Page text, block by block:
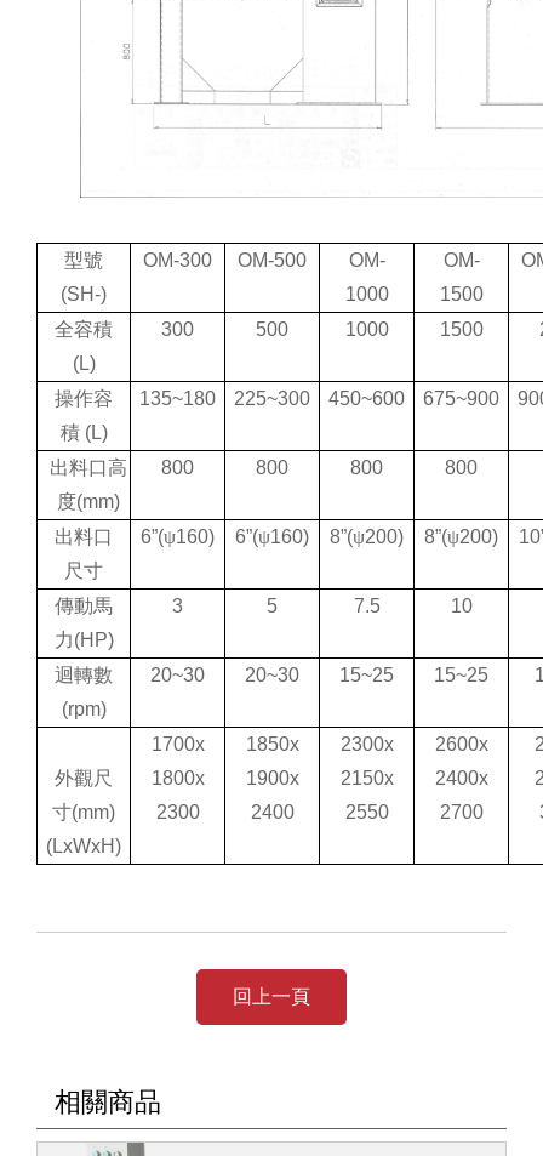
型號
(SH-)
OM-300 OM-500
OM-
1000
OM-
1500
全容積
(L)
300 500 1000 1500
操作容
積 (L)
135~180 225~300 450~600 675~900
出料口高
度(mm)
800 800 800 800
出料口
尺寸
6”(ψ160) 6”(ψ160) 8”(ψ200) 8”(ψ200) 10
傳動馬
力(HP)
3 5 7.5 10
迴轉數
(rpm)
20~30 20~30 15~25 15~25
外觀尺
寸(mm)
(LxWxH)
1700x
1800x
2300
1850x
1900x
2400
2300x
2150x
2550
2600x
2400x
2700
回上一頁
相關商品